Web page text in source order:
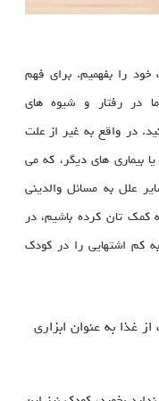
خود را بفهمیم. برای فهم
در رفتار و شیوه های
در واقع به غیر از علت
بیماری های دیگر، که می
علل به مسائل والدینی
کمک تان کرده باشیم، در
کم اشتهایی را در کودک
غذا به عنوان ابزاری